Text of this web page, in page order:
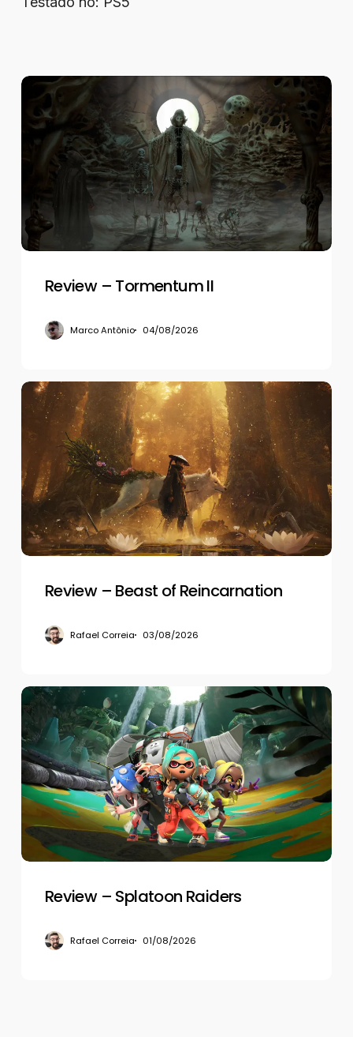
Review
Tormentum
Review – Tormentum II
Marco Antônio 04/08/2026
Review
–
Beast
Reincarnation
Review – Beast of Reincarnation
Rafael Correia 03/08/2026
Review
–
Splatoon
Raiders
Review – Splatoon Raiders
Rafael Correia 01/08/2026